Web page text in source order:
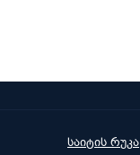
საიტის რუკა